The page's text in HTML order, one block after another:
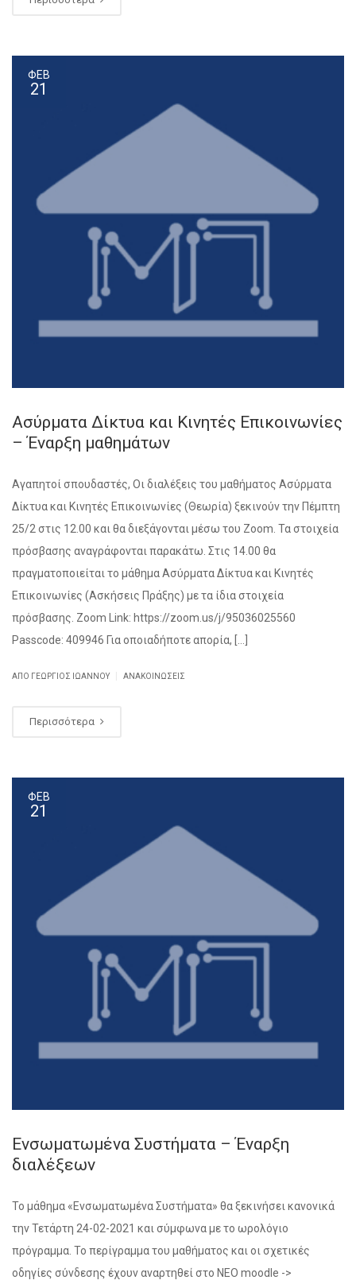
ΦΕΒ
21
Ασύρματα Δίκτυα και Κινητές Επικοινωνίες
– Έναρξη μαθημάτων
Αγαπητοί σπουδαστές, Οι διαλέξεις του μαθήματος Ασύρματα
Δίκτυα και Κινητές Επικοινωνίες (Θεωρία) ξεκινούν την Πέμπτη
25/2 στις 12.00 και θα διεξάγονται μέσω του Zoom. Τα στοιχεία
πρόσβασης αναγράφονται παρακάτω. Στις 14.00 θα
πραγματοποιείται το μάθημα Ασύρματα Δίκτυα και Κινητές
Επικοινωνίες (Ασκήσεις Πράξης) με τα ίδια στοιχεία
πρόσβασης. Zoom Link: https://zoom.us/j/95036025560
Passcode: 409946 Για οποιαδήποτε απορία, […]
ΑΠΌ ΓΕΏΡΓΙΟΣ ΙΩΆΝΝΟΥ ΑΝΑΚΟΙΝΏΣΕΙΣ
Περισσότερα
ΦΕΒ
21
Ενσωματωμένα Συστήματα – Έναρξη
διαλέξεων
Το μάθημα «Ενσωματωμένα Συστήματα» θα ξεκινήσει κανονικά
την Τετάρτη 24-02-2021 και σύμφωνα με το ωρολόγιο
πρόγραμμα. Το περίγραμμα του μαθήματος και οι σχετικές
οδηγίες σύνδεσης έχουν αναρτηθεί στο ΝΕΟ moodle ->